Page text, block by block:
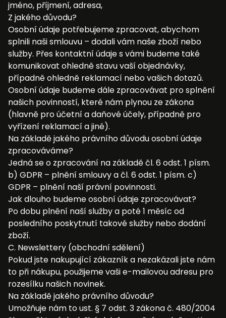
jméno, příjmení, adresa,
Z jakého důvodu?
Osobní údaje potřebujeme zpracovat, abychom
splnili naši smlouvu – dodali vám naše zboží nebo
služby. Přes kontaktní údaje s vámi budeme také
komunikovat ohledně stavu vaší objednávky,
případně ohledně reklamací nebo vašich dotazů.
Osobní údaje budeme dále zpracovávat pro splnění
našich povinností, které nám plynou ze zákona
(hlavně pro účetní a daňové účely, případně pro
vyřízení reklamací a jiné).
Na základě jakého právního důvodu osobní údaje
zpracováváme?
Jedná se o zpracování na základě čl. 6 odst. 1 písm.
b) GDPR – plnění smlouvy a čl. 6 odst. 1 písm. c)
GDPR – plnění naší právní povinnosti.
Jak dlouho budeme osobní údaje zpracovávat?
Po dobu plnění naší služby a poté 1 měsíc od
posledního poskytnutí takové služby nebo dodání
zboží.
C. Newslettery (obchodní sdělení)
Pokud jste nakupující zákazník a nezakázali jste nám
to při nákupu, použijeme vaši e-mailovou adresu pro
rozesílku našich novinek.
Na základě jakého právního důvodu?
Umožňuje nám to ust. § 7 odst. 3 zákona č. 480/2004